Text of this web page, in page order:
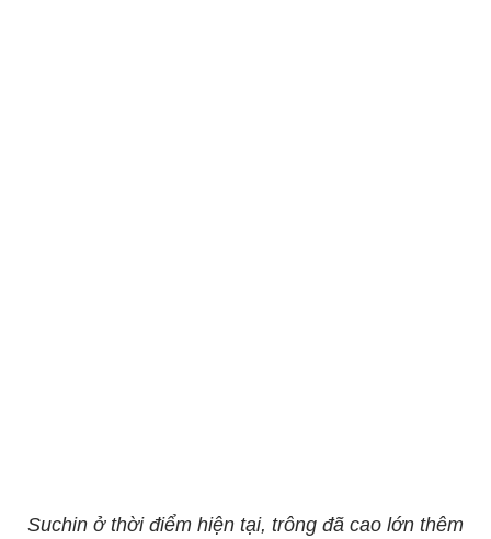
Suchin ở thời điểm hiện tại, trông đã cao lớn thêm